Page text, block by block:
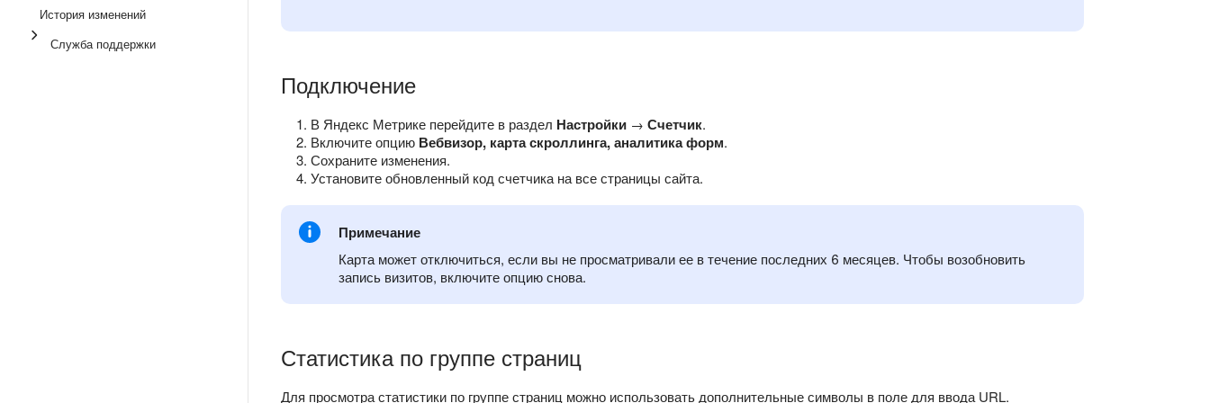
История изменений
Служба поддержки
Подключение
В Яндекс Метрике перейдите в раздел Настройки → Счетчик.
Включите опцию Вебвизор, карта скроллинга, аналитика форм.
Сохраните изменения.
Установите обновленный код счетчика на все страницы сайта.
Примечание
Карта может отключиться, если вы не просматривали ее в течение последних 6 месяцев. Чтобы возобновить
запись визитов, включите опцию снова.
Статистика по группе страниц
Для просмотра статистики по группе страниц можно использовать дополнительные символы в поле для ввода URL.